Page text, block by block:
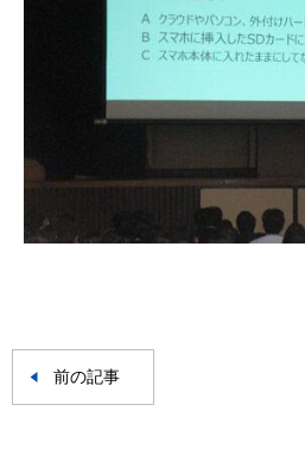
前の記事